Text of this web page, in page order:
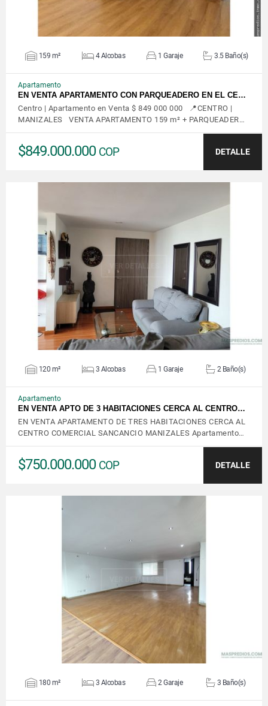
159 m² 4 Alcobas 1 Garaje 3.5 Baño(s)
Apartamento
EN VENTA APARTAMENTO CON PARQUEADERO EN EL CE…
Centro | Apartamento en Venta $ 849 000 000 📍CENTRO |
MANIZALES VENTA APARTAMENTO 159 m² + PARQUEADER…
$849.000.000 COP DETALLE
VER DETALLES
120 m² 3 Alcobas 1 Garaje 2 Baño(s)
Apartamento
EN VENTA APTO DE 3 HABITACIONES CERCA AL CENTRO…
EN VENTA APARTAMENTO DE TRES HABITACIONES CERCA AL
CENTRO COMERCIAL SANCANCIO MANIZALES Apartamento…
$750.000.000 COP DETALLE
VER DETALLES
180 m² 3 Alcobas 2 Garaje 3 Baño(s)